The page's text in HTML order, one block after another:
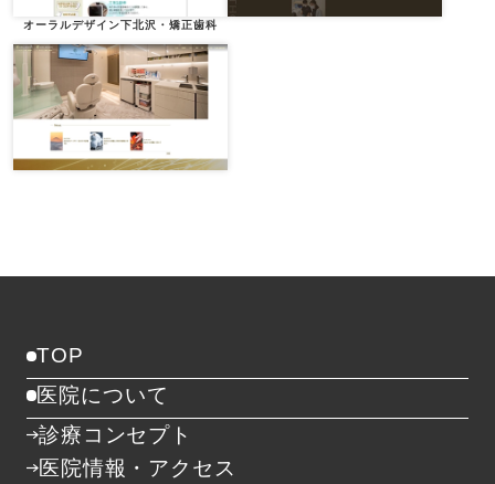
オーラルデザイン下北沢・矯正歯科
TOP
医院について
診療コンセプト
医院情報・アクセス